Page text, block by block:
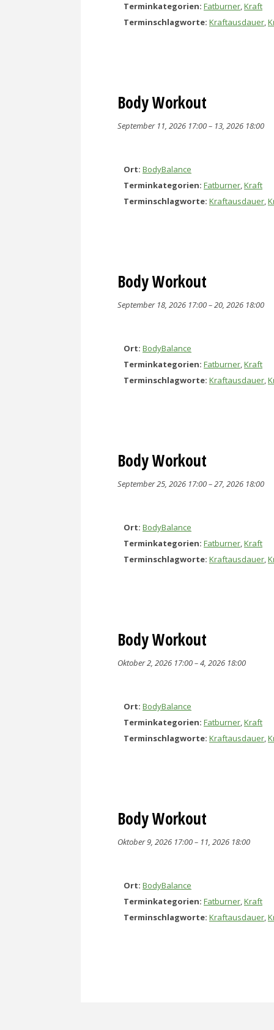
Terminkategorien: Fatburner,Kraft
Terminschlagworte: Kraftausdauer,
Body Workout
September 11, 2026 17:00– 13, 2026 18:00
Ort: BodyBalance
Terminkategorien: Fatburner,Kraft
Terminschlagworte: Kraftausdauer,
Body Workout
September 18, 2026 17:00–20, 2026 18:00
Ort: BodyBalance
Terminkategorien: Fatburner,Kraft
Terminschlagworte: Kraftausdauer,
Body Workout
September 25, 2026 17:00–27, 2026 18:00
Ort: BodyBalance
Terminkategorien: Fatburner,Kraft
Terminschlagworte: Kraftausdauer,
Body Workout
Oktober 2, 2026 17:00–4, 2026 18:00
Ort: BodyBalance
Terminkategorien: Fatburner,Kraft
Terminschlagworte: Kraftausdauer,
Body Workout
Oktober 9, 2026 17:00– 11, 2026 18:00
Ort: BodyBalance
Terminkategorien: Fatburner,Kraft
Terminschlagworte: Kraftausdauer,